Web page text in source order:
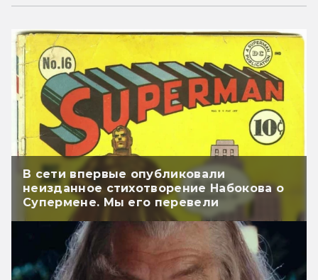
В сети впервые опубликовали
неизданное стихотворение Набокова о
Супермене. Мы его перевели